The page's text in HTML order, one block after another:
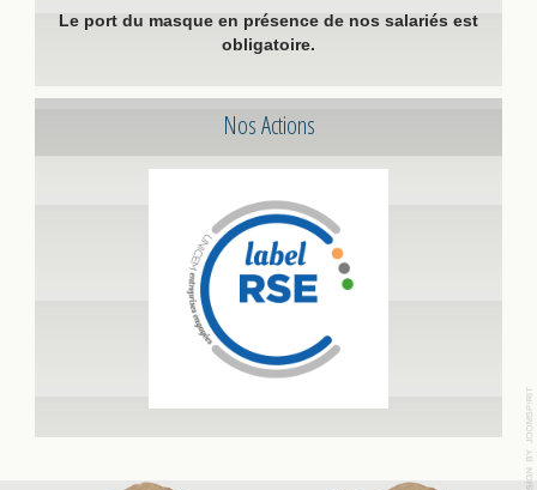
Le port du masque en présence de nos salariés est
obligatoire.
Nos Actions